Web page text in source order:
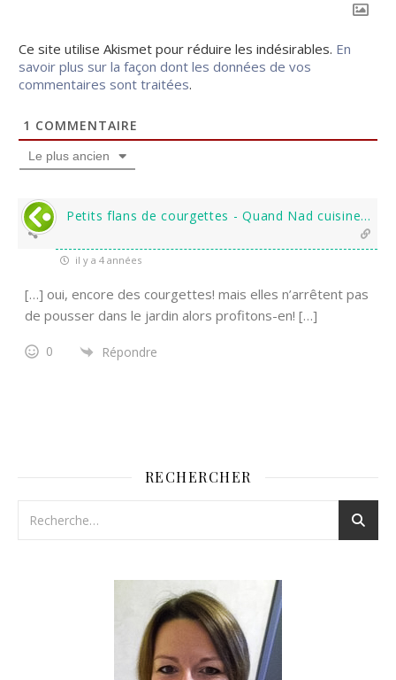
Ce site utilise Akismet pour réduire les indésirables. En
savoir plus sur la façon dont les données de vos
commentaires sont traitées.
1 COMMENTAIRE
Le plus ancien
Petits flans de courgettes - Quand Nad cuisine...
il y a 4 années
[…] oui, encore des courgettes! mais elles n’arrêtent pas
de pousser dans le jardin alors profitons-en! […]
0 Répondre
RECHERCHER